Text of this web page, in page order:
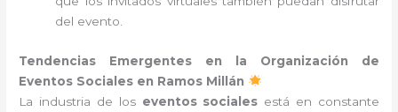
del evento.
Tendencias Emergentes en la Organización de
Eventos Sociales en Ramos Millán
La industria de los eventos sociales está en constante